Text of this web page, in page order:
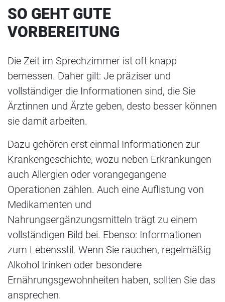
SO GEHT GUTE
VORBEREITUNG
Die Zeit im Sprechzimmer ist oft knapp
bemessen. Daher gilt: Je präziser und
vollständiger die Informationen sind, die Sie
Ärztinnen und Ärzte geben, desto besser können
sie damit arbeiten.
Dazu gehören erst einmal Informationen zur
Krankengeschichte, wozu neben Erkrankungen
auch Allergien oder vorangegangene
Operationen zählen. Auch eine Auflistung von
Medikamenten und
Nahrungsergänzungsmitteln trägt zu einem
vollständigen Bild bei. Ebenso: Informationen
zum Lebensstil. Wenn Sie rauchen, regelmäßig
Alkohol trinken oder besondere
Ernährungsgewohnheiten haben, sollten Sie das
ansprechen.